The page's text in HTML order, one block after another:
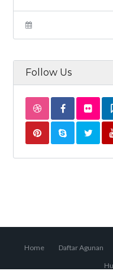
Follow Us
Home Daftar Agunan